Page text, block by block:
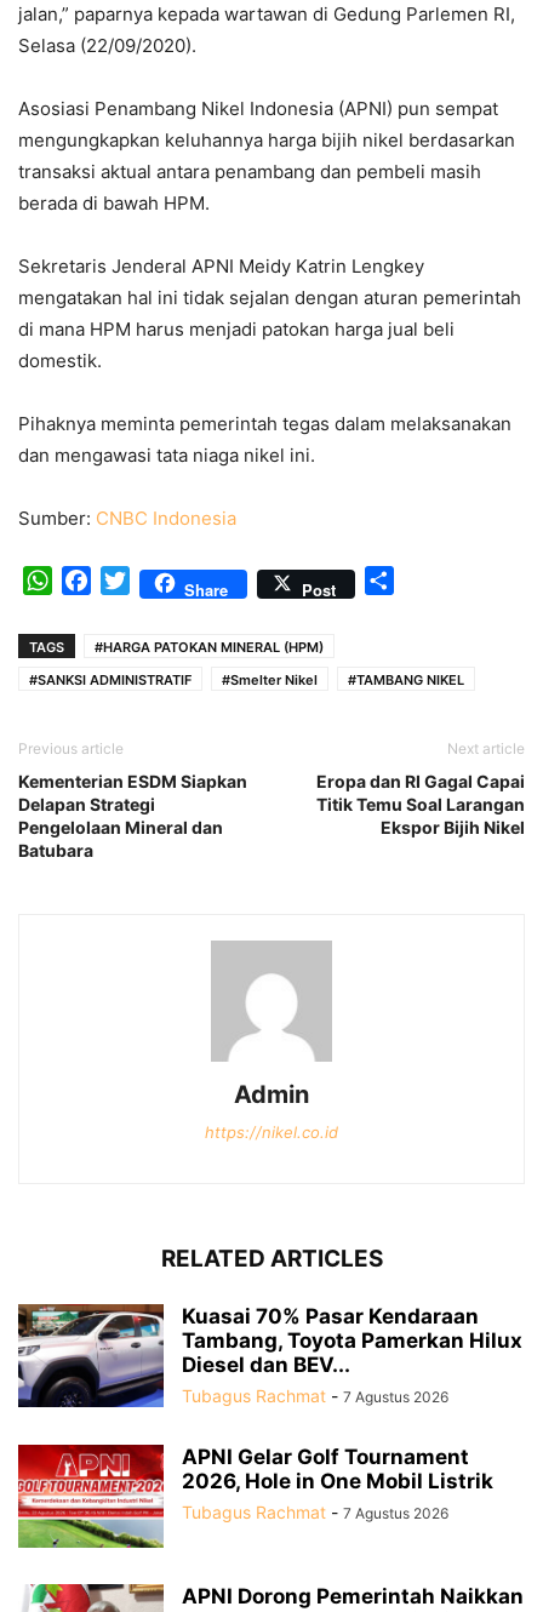
jalan,” paparnya kepada wartawan di Gedung Parlemen RI,
Selasa (22/09/2020).
Asosiasi Penambang Nikel Indonesia (APNI) pun sempat
mengungkapkan keluhannya harga bijih nikel berdasarkan
transaksi aktual antara penambang dan pembeli masih
berada di bawah HPM.
Sekretaris Jenderal APNI Meidy Katrin Lengkey
mengatakan hal ini tidak sejalan dengan aturan pemerintah
di mana HPM harus menjadi patokan harga jual beli
domestik.
Pihaknya meminta pemerintah tegas dalam melaksanakan
dan mengawasi tata niaga nikel ini.
Sumber: CNBC Indonesia
WhatsAppFacebook
TwitterShare Post
TAGS
#HARGA PATOKAN MINERAL (HPM)
#SANKSI ADMINISTRATIF
#Smelter Nikel #TAMBANG NIKEL
Previous article
Kementerian ESDM Siapkan
Delapan Strategi
Pengelolaan Mineral dan
Batubara
Next article
Eropa dan RI Gagal Capai
Titik Temu Soal Larangan
Ekspor Bijih Nikel
Admin
https://nikel.co.id
RELATED ARTICLES
Kuasai 70% Pasar Kendaraan
Tambang, Toyota Pamerkan Hilux
Diesel dan BEV...
Tubagus Rachmat - 7 Agustus 2026
APNI Gelar Golf Tournament
2026, Hole in One Mobil Listrik
Tubagus Rachmat - 7 Agustus 2026
APNI Dorong Pemerintah Naikkan